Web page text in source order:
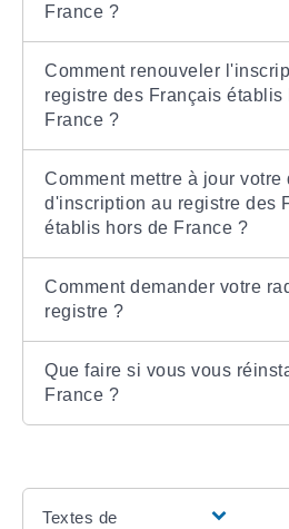
France ?
Comment renouveler
registre des Français établis
France ?
Comment mettre à jour votre
d'inscription au registre des
établis hors de France ?
Comment demander votre
registre ?
Que faire si vous vous
France ?
Textes de